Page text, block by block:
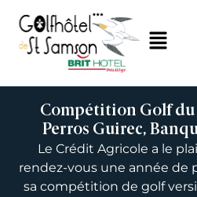
Compétition Golf
Perros Guirec,
Le Crédit Agricole a le
rendez-vous une année de
sa compétition de golf